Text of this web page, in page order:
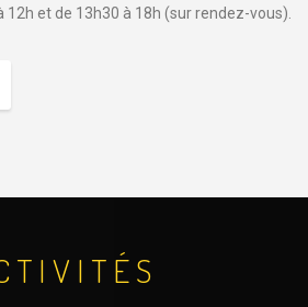
12h et de 13h30 à 18h (sur rendez-vous).